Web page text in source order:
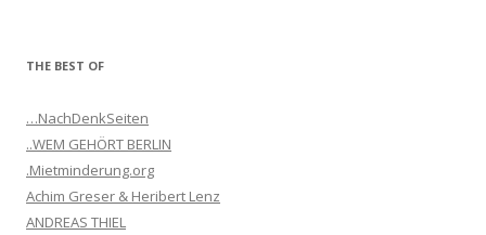
THE BEST OF
…NachDenkSeiten
..WEM GEHÖRT BERLIN
.Mietminderung.org
Achim Greser & Heribert Lenz
ANDREAS THIEL